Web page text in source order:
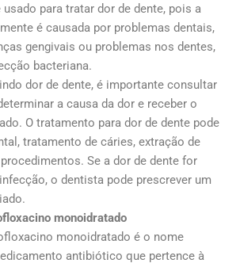
para tratar dor de dente, pois a
é causada por problemas dentais,
gengivais ou problemas nos dentes,
bacteriana.
dor de dente, é importante consultar
a causa da dor e receber o
O tratamento para dor de dente pode
tratamento de cáries, extração de
Se a dor de dente for
o dentista pode prescrever um
monoidratado
monoidratado é o nome
antibiótico que pertence à